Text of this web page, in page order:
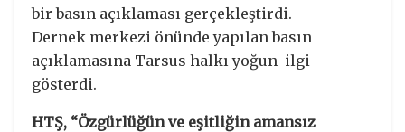
bir basın açıklaması gerçekleştirdi.
Dernek merkezi önünde yapılan basın
açıklamasına Tarsus halkı yoğun ilgi
gösterdi.
HTŞ, “Özgürlüğün ve eşitliğin amansız